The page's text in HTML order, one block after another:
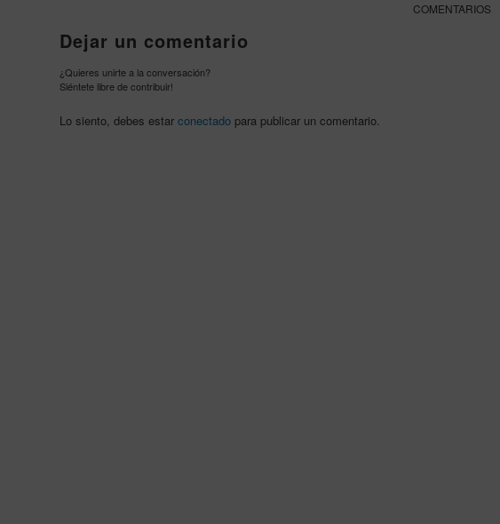
COMENTARIOS
Dejar un comentario
¿Quieres unirte a la conversación?
Siéntete libre de contribuir!
Lo siento, debes estar conectado para publicar un comentario.